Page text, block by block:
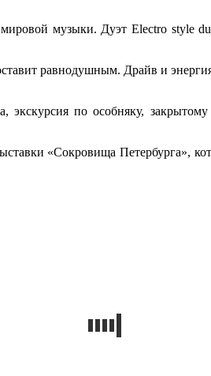
музыки. Дуэт Electro style
равнодушным. Драйв и
экскурсия по особняку,
«Сокровища Петербурга»,